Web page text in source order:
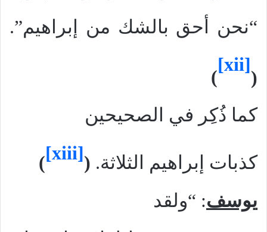
“نحن أحق بالشك من إبراهيم”.
(
[xii]
)
كما ذكر في الصحيحين
كذبات إبراهيم الثلاثة. (
[xiii]
)
يوسف: “ولقد